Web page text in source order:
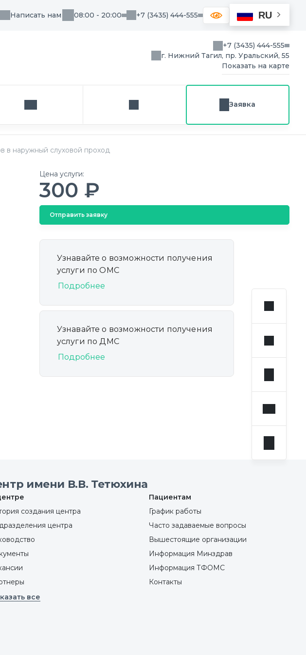
Написать нам 08:00 - 20:00 +7 (3435) 444-555 RU
+7 (3435) 444-555
г. Нижний Тагил, пр. Уральский, 55
Показать на карте
Написать нам Заказ звонка Заявка
в наружный слуховой проход
Цена услуги:
300 ₽
Отправить заявку
Узнавайте о возможности получения
услуги по ОМС
Подробнее
Узнавайте о возможности получения
услуги по ДМС
Подробнее
имени В.В. Тетюхина
создания центра
центра
все
Пациентам
График работы
Часто задаваемые вопросы
Вышестоящие организации
Информация Минздрав
Информация ТФОМС
Контакты